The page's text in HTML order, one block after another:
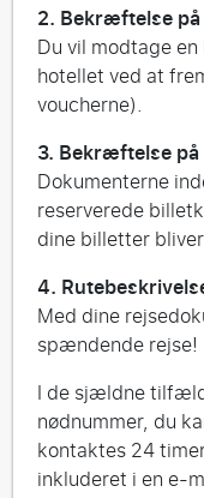
2. Bekræftelse
Du vil modtage
hotellet ved at
voucherne).
3. Bekræftelse
Dokumenterne
reserverede
dine billetter
4.
Med dine
spændende rejse!
I de sjældne
nødnummer, du
kontaktes 24
inkluderet i en e-